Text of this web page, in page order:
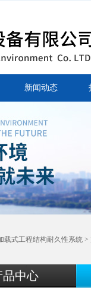
新闻动态
载式工程结构耐久性系统 >
品中心